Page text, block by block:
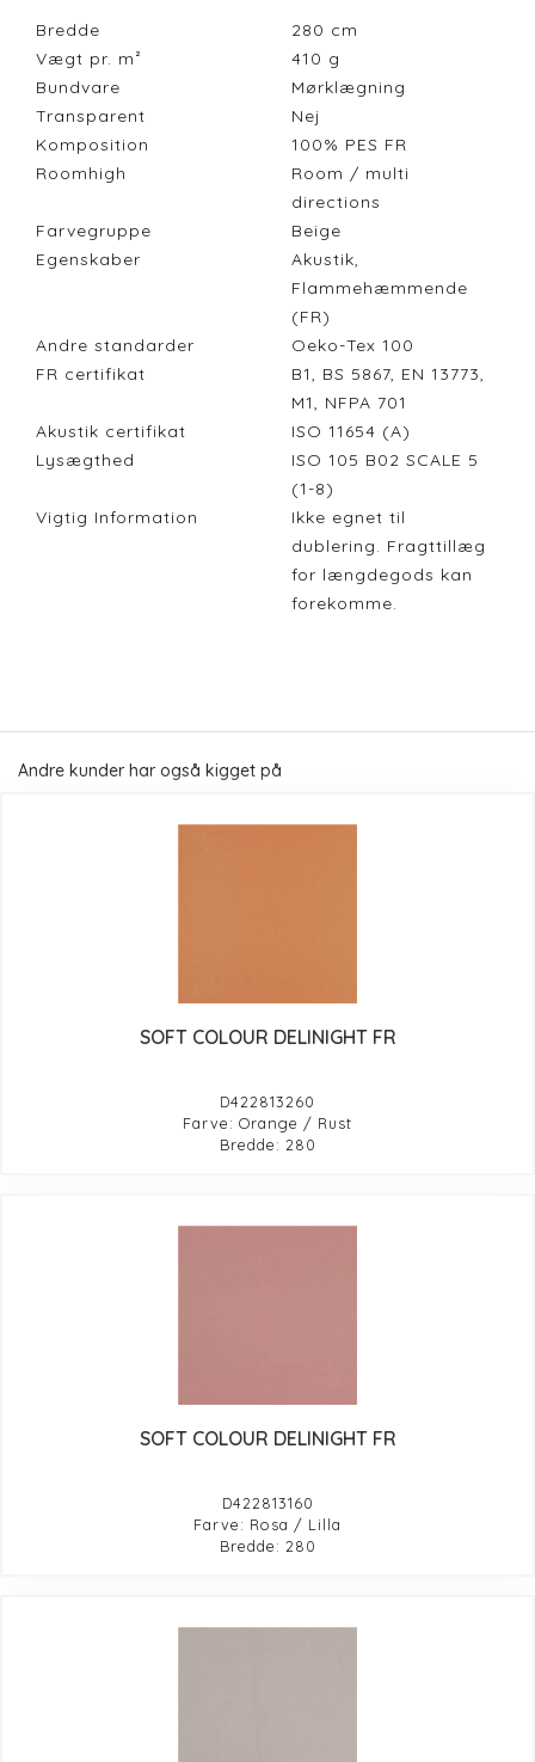
Bredde 280 cm
Vægt pr. m²
410 g
Bundvare
Mørklægning
Transparent
Nej
Komposition
100% PES FR
Roomhigh
Room / multi
directions
Farvegruppe
Beige
Egenskaber
Akustik,
Flammehæmmende
(FR)
Andre standarder
Oeko-Tex 100
FR certifikat
B1, BS 5867, EN 13773,
M1, NFPA 701
Akustik certifikat
ISO 11654 (A)
Lysægthed
ISO 105 B02 SCALE 5
(1-8)
Vigtig Information
Ikke egnet til
dublering. Fragttillæg
for længdegods kan
forekomme.
Andre kunder har også kigget på
SOFT COLOUR DELINIGHT FR
D422813260
Farve: Orange / Rust
Bredde: 280
SOFT COLOUR DELINIGHT FR
D422813160
Farve: Rosa / Lilla
Bredde: 280